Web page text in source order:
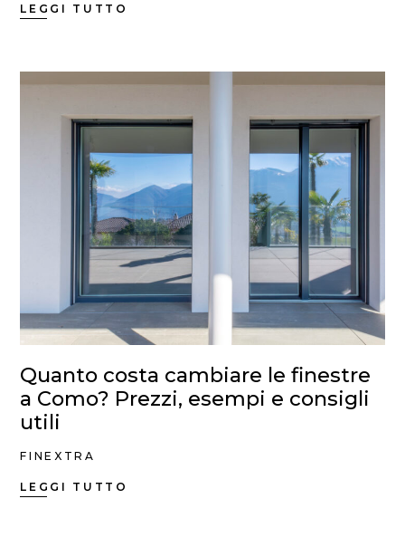
LEGGI TUTTO
Quanto costa cambiare le finestre
a Como? Prezzi, esempi e consigli
utili
FINEXTRA
LEGGI TUTTO